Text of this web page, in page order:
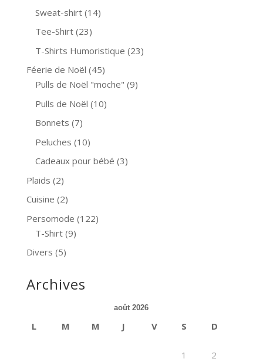
Sweat-shirt (14)
Tee-Shirt (23)
T-Shirts Humoristique (23)
Féerie de Noël (45)
Pulls de Noël "moche" (9)
Pulls de Noël (10)
Bonnets (7)
Peluches (10)
Cadeaux pour bébé (3)
Plaids (2)
Cuisine (2)
Persomode (122)
T-Shirt (9)
Divers (5)
Archives
août 2026
L M M J V S D
1 2